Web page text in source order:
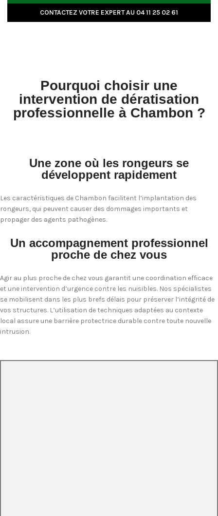
CONTACTEZ VOTRE EXPERT AU 04 11 25 02 61
Pourquoi choisir une
intervention de dératisation
professionnelle à Chambon ?
Une zone où les rongeurs se
développent rapidement
Les caractéristiques de Chambon facilitent l’implantation des
rongeurs, qui peuvent causer des dommages importants et
propager des agents pathogènes.
Un accompagnement professionnel
proche de chez vous
Agir au plus proche de chez vous garantit une coordination efficace
et une intervention d’urgence contre les nuisibles. Nos spécialistes
se mobilisent dans les plus brefs délais pour préserver l’intégrité de
vos structures. L’utilisation de techniques adaptées au contexte
local assure une barrière protectrice durable contre toute nouvelle
intrusion.